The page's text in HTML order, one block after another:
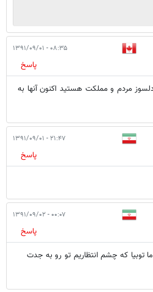
۰۸:۳۵ - ۱۳۹۱/۰۹/۰۱
پاسخ
مردم و مملکت هستید اکنون آنها به
۲۱:۴۷ - ۱۳۹۱/۰۹/۰۱
پاسخ
۰۰:۰۷ - ۱۳۹۱/۰۹/۰۲
پاسخ
توبيا كه چشم انتظاريم تو رو به جدت